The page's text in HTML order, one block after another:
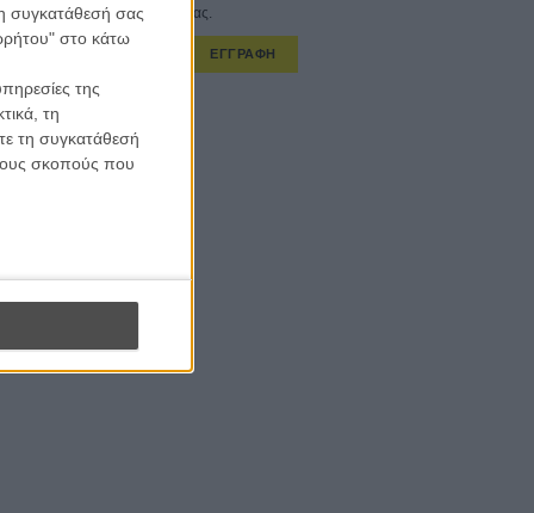
συγκατάθεσή σας
στο κάτω
της
τη
τη συγκατάθεσή
σκοπούς που
εβδομαδιαίο newsletter μας.
ΕΓΓΡΑΦΗ
λαμβάνω τα newsletter σας.